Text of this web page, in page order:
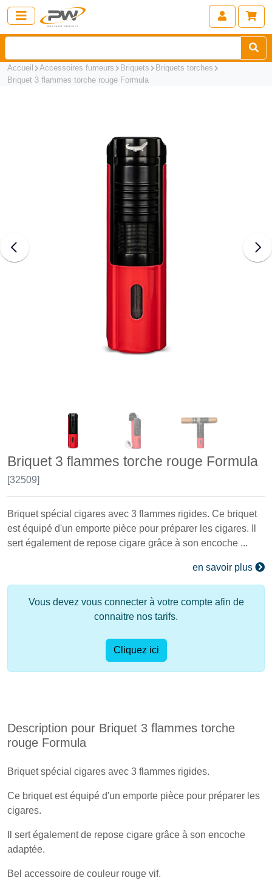
Accueil Accessoires fumeurs Briquets
Briquets torches
Briquet 3 flammes torche rouge Formula
Briquet 3 flammes torche rouge Formula
[32509]
Briquet spécial cigares avec 3 flammes rigides. Ce briquet
est équipé d'un emporte pièce pour préparer les cigares. Il
sert également de repose cigare grâce à son encoche ...
en savoir plus
Vous devez vous connecter à votre compte afin de
connaitre nos tarifs.
Cliquez ici
Description pour Briquet 3 flammes torche
rouge Formula
Briquet spécial cigares avec 3 flammes rigides.
Ce briquet est équipé d'un emporte pièce pour préparer les
cigares.
Il sert également de repose cigare grâce à son encoche
adaptée.
Bel accessoire de couleur rouge vif.